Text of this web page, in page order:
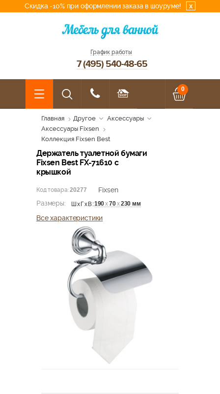
Скидка -10% при оформлении заказа в шоуруме! x
График работы
7 (495) 540-48-65
0
Главная Другое
Аксессуары
Аксессуары Fixsen
Коллекция Fixsen Best
Держатель туалетной бумаги
Fixsen Best FX-71610 с
крышкой
Код товара: 20277
Fixsen
Размеры:
ШхГхВ:190х70х230 мм
Все характеристики